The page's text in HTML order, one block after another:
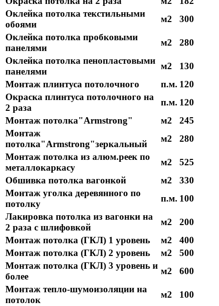
Оклейка потолка текстильными
обоями
м2
300
Оклейка потолка пробковыми
панелями
м2
280
Оклейка потолка пенопластовыми
панелями
м2
130
Монтаж плинтуса потолочного
п.м. 120
Окраска плинтуса потолочного на
2 раза
п.м. 120
Монтаж потолка"Armstrong"
м2
245
Монтаж
потолка"Armstrong"зеркальный
м2
280
Монтаж потолка из алюм.реек по
металлокаркасу
м2
525
Обшивка потолка вагонкой
м2
330
Монтаж уголка деревянного по
потолку
п.м. 100
Лакировка потолка из вагонки на
2 раза с шлифовкой
м2
200
Монтаж потолка (ГКЛ) 1 уровень
м2
400
Монтаж потолка (ГКЛ) 2 уровень
м2
500
Монтаж потолка (ГКЛ) 3 уровень и
более
м2
600
Монтаж тепло-шумоизоляции на
потолок
м2
100